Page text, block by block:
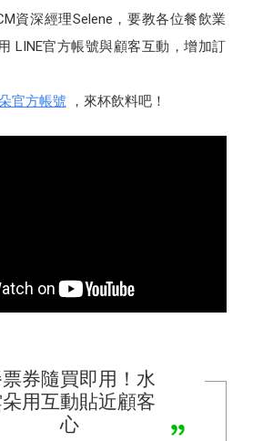
資深經理Selene，要教各位餐飲業
LINE官方帳號與顧客互動，增加訂
官方帳號，來杯飲料吧！
券隨買即用！水
用互動貼近顧客
心